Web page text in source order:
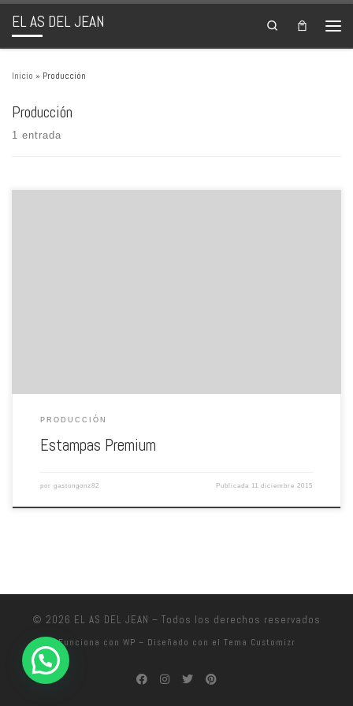
Saltar al contenido
EL AS DEL JEAN
Search
Inicio » Producción
Producción
1 entrada
PRODUCCIÓN
Estampas Premium
por gastongonz82 Publicada 11 diciembre 2015
© 2026 EL AS DEL JEAN – Todos los derechos reservados
Funciona con WP – Diseñado con el Tema Customizr